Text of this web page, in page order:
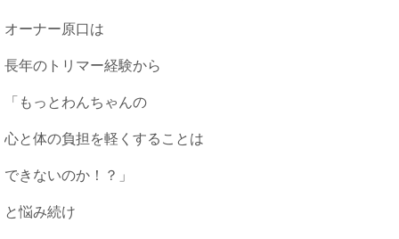
オーナー原口は
長年のトリマー経験から
「もっとわんちゃんの
心と体の負担を軽くすることは
できないのか！？」
と悩み続け